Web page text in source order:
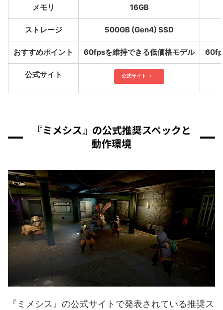
メモリ 16GB
ストレージ 500GB (Gen4) SSD
おすすめポイント 60fpsを維持できる低価格モデル
公式サイト 公式サイト
『ミメシス』の公式推奨スペックと
動作環境
『ミメシス』の公式サイトで発表されている推奨ス